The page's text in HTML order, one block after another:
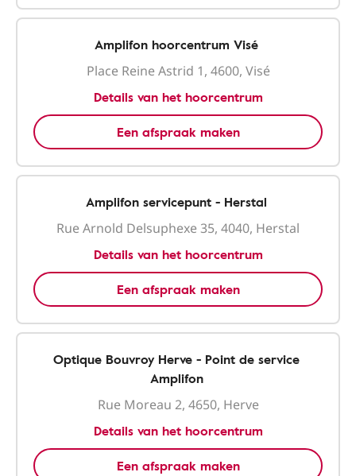
Amplifon hoorcentrum Visé
Place Reine Astrid 1, 4600, Visé
Details van het hoorcentrum
Een afspraak maken
Amplifon servicepunt - Herstal
Rue Arnold Delsuphexe 35, 4040, Herstal
Details van het hoorcentrum
Een afspraak maken
Optique Bouvroy Herve - Point de service
Amplifon
Rue Moreau 2, 4650, Herve
Details van het hoorcentrum
Een afspraak maken